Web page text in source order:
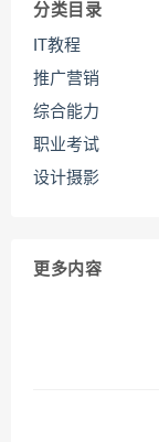
分类目录
IT教程
推广营销
综合能力
职业考试
设计摄影
更多内容